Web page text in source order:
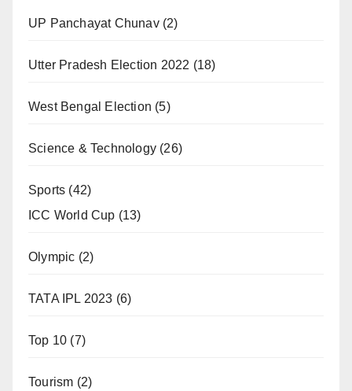
UP Panchayat Chunav(2)
Utter Pradesh Election 2022 (18)
West Bengal Election (5)
Science & Technology (26)
Sports (42)
ICC World Cup (13)
Olympic (2)
TATA IPL 2023 (6)
Top 10 (7)
Tourism (2)